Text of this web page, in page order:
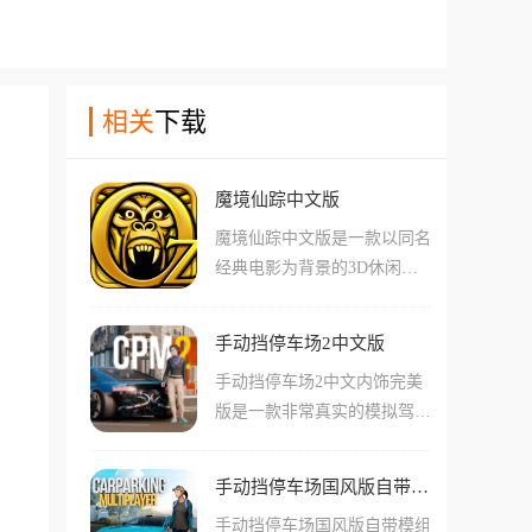
相关下载
魔境仙踪中文版
魔境仙踪中文版是一款以同名
经典电影为背景的3D休闲跑
操控主人公奥兹，在不断变化
的道路上通过跳跃、滑行和左
右横移躲避障碍，利用各种强
魔幻土地上的逃亡极限。
手动挡停车场2中文版
手动挡停车场2中文内饰完美
版是一款非常真实的模拟驾驶
真实的城市场景以及驾驶手
手动挡停车场国风版自带模组
手动挡停车场国风版自带模组